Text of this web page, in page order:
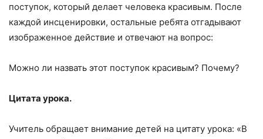
поступок, который делает человека красивым. После
каждой инсценировки, остальные ребята отгадывают
изображенное действие и отвечают на вопрос:
Можно ли назвать этот поступок красивым? Почему?
Цитата урока.
Учитель обращает внимание детей на цитату урока: «В